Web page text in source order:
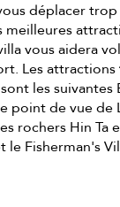
déplacer
meilleures
vous aidera
Les attractions
les suivantes
point de vue de
rochers Hin Ta
le Fisherman's